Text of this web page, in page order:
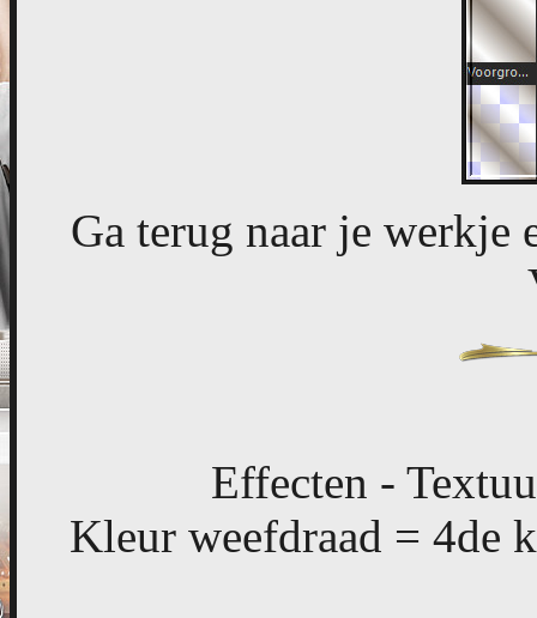
Ga terug naar je werkje
Effecten -
Kleur weefdraad = 4de